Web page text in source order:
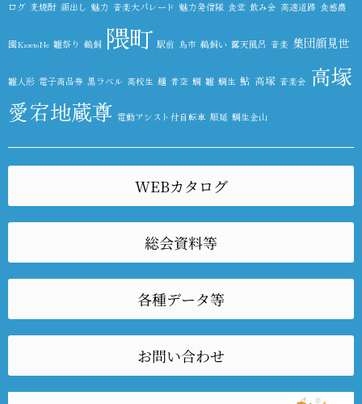
ログ 麦焼酎 顔出し 魅力 音楽大パレード 魅力発信隊 食堂 飲み会 高速道路 食感農
園KazetoNe 雛祭り 鵜飼 隈町 駅前 鳥市 鵜飼い 露天風呂 音楽 集団顔見世
雛人形 電子商品券 黒ラベル 高校生 麺 青空 鯛 雛 鯛生 鮎 高塚 音楽会 高塚
愛宕地蔵尊 電動アシスト付自転車 順延 鯛生金山
WEBカタログ
総会資料等
各種データ等
お問い合わせ